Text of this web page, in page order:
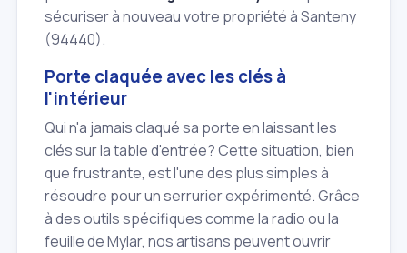
sécuriser à nouveau votre propriété à Santeny
(94440).
Porte claquée avec les clés à
l'intérieur
Qui n'a jamais claqué sa porte en laissant les
clés sur la table d'entrée? Cette situation, bien
que frustrante, est l'une des plus simples à
résoudre pour un serrurier expérimenté. Grâce
à des outils spécifiques comme la radio ou la
feuille de Mylar, nos artisans peuvent ouvrir